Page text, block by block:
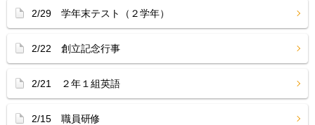
2/29 学年末テスト（２学年）
2/22 創立記念行事
2/21 ２年１組英語
2/15 職員研修